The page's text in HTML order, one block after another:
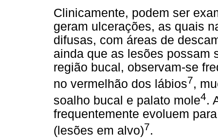
Clinicamente, podem ser
geram ulcerações, as quais
difusas, com áreas de
ainda que as lesões possam
região bucal, observam-se
no vermelhão dos lábios7,
soalho bucal e palato mole4.
frequentemente evoluem
(lesões em alvo)7.